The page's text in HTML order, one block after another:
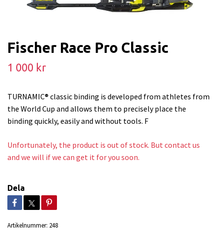
Fischer Race Pro Classic
1 000 kr
TURNAMIC® classic binding is developed from athletes from
the World Cup and allows them to precisely place the
binding quickly, easily and without tools. F
Unfortunately, the product is out of stock. But contact us
and we will if we can get it for you soon.
Dela
Artikelnummer: 248